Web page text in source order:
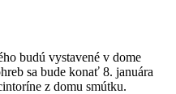
budú vystavené v dome
sa bude konať 8. januára
z domu smútku.